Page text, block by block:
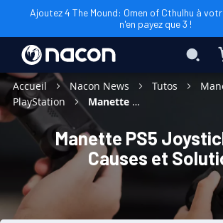
Ajoutez 4 The Mound: Omen of Cthulhu à
n'en payez que 3 !
Accueil Nacon News Tutos
PlayStation
Manette PS5 Joystick Drift : Causes et Solutions
Manette PS5
Causes et